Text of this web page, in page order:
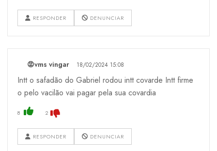
RESPONDER DENUNCIAR
😡vms vingar 18/02/2024 15:08
Intt o safadão do Gabriel rodou intt covarde Intt firme
o pelo vacilão vai pagar pela sua covardia
8 2
RESPONDER DENUNCIAR